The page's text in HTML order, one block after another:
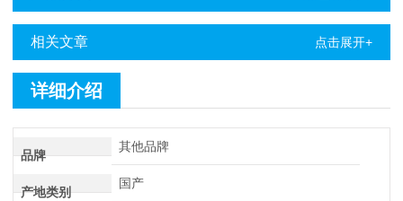
相关文章 点击展开+
详细介绍
品牌
其他品牌
产地类别
国产